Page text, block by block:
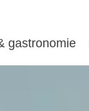
gastronomie